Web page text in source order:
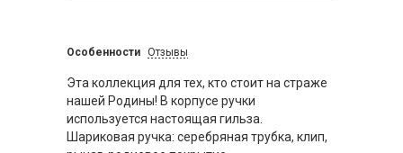
Особенности Отзывы
Эта коллекция для тех, кто стоит на страже
нашей Родины! В корпусе ручки
используется настоящая гильза.
Шариковая ручка: серебряная трубка, клип,